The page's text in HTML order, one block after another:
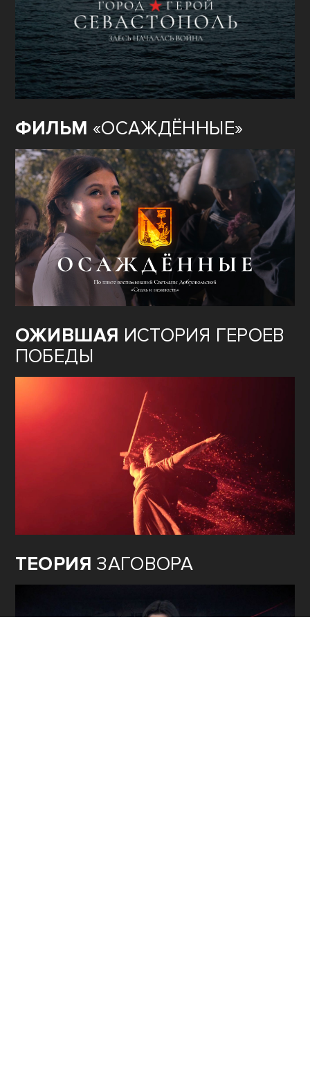
ФИЛЬМ «ОСАЖДЁННЫЕ»
ОЖИВШАЯ ИСТОРИЯ ГЕРОЕВ
ПОБЕДЫ
ТЕОРИЯ ЗАГОВОРА